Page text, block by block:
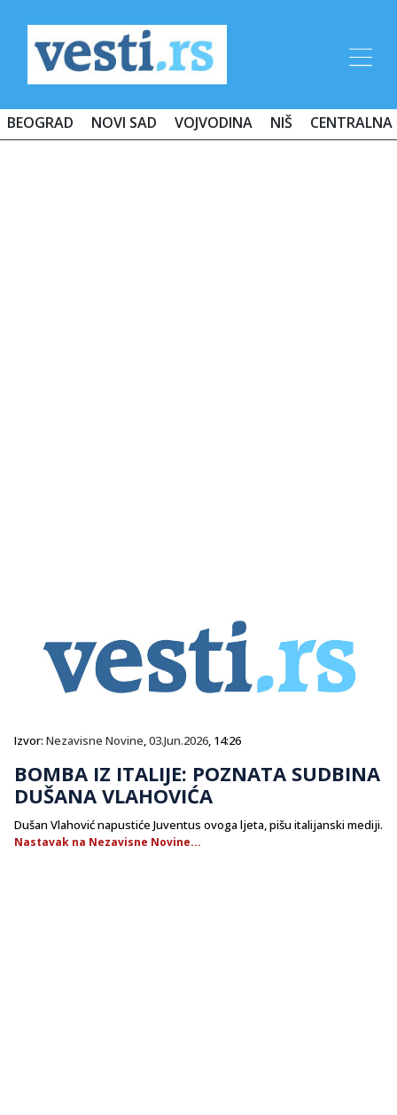
BEOGRAD NOVI SAD VOJVODINA NIŠ CENTRALNA
Izvor: Nezavisne Novine,03.Jun.2026, 14:26
BOMBA IZ ITALIJE: POZNATA SUDBINA
DUŠANA VLAHOVIĆA
Dušan Vlahović napustiće Juventus ovoga ljeta, pišu italijanski mediji.
Nastavak na Nezavisne Novine...